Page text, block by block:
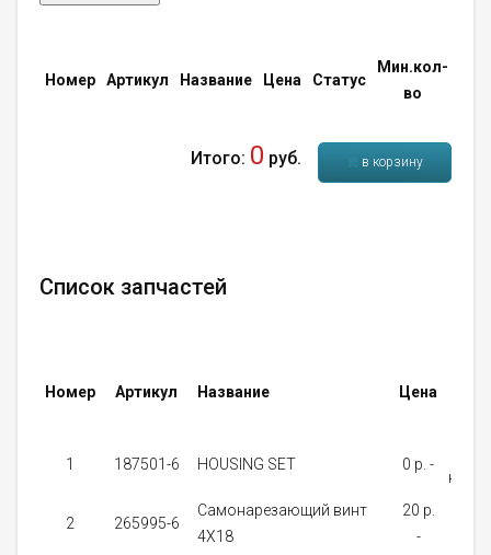
Номер Артикул Название Цена Статус
Мин.кол-
во
в корзину
Итого: 0 руб.
Список запчастей
Номер Артикул Название Цена
1 187501-6 HOUSING SET 0 p. -
2 265995-6
Самонарезающий винт
4X18
20 p.
-